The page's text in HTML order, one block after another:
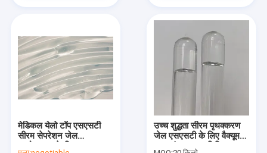
मेडिकल येलो टॉप एसएसटी
सीरम सेपरेशन जेल
उच्च शुद्धता सीरम पृथक्करण
जेल एसएसटी के लिए वैक्यूम
रक्त संग्रह ट्यूब चिकित्सा